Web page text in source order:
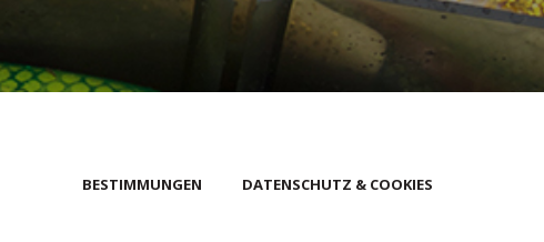
BESTIMMUNGEN DATENSCHUTZ & COOKIES